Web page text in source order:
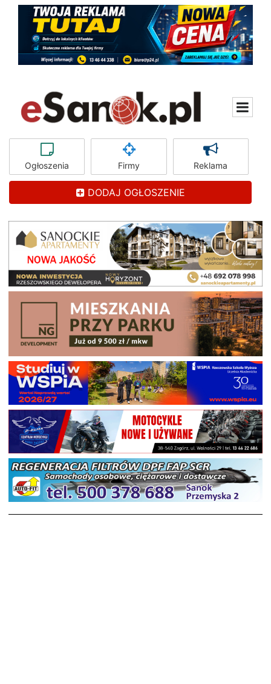
Ogłoszenia Firmy Reklama
DODAJ OGŁOSZENIE